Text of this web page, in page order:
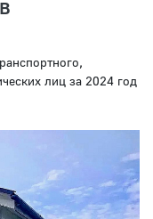
лиц за 2024 год